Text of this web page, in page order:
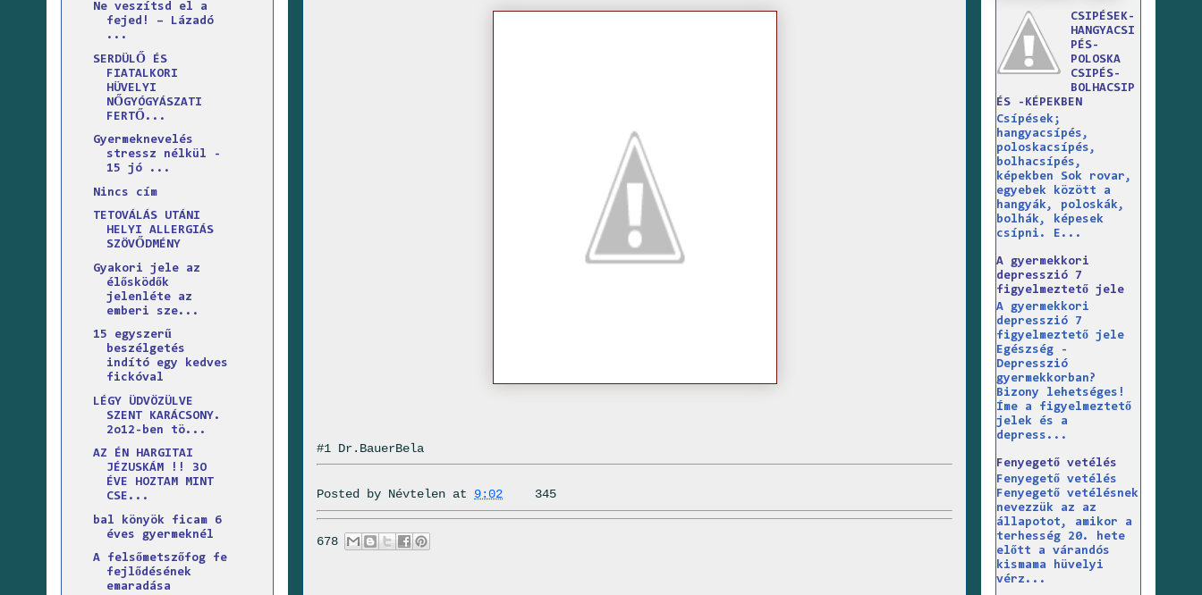
#1 Dr.BauerBela
Posted by Névtelen at 9:02 345
678
Ne veszítsd el a
fejed! – Lázadó
...
SERDÜLŐ ÉS
FIATALKORI
HÜVELYI
NŐGYÓGYÁSZATI
FERTŐ...
Gyermeknevelés
stressz nélkül -
15 jó ...
Nincs cím
TETOVÁLÁS UTÁNI
HELYI ALLERGIÁS
SZÖVŐDMÉNY
Gyakori jele az
élősködők
jelenléte az
emberi sze...
15 egyszerű
beszélgetés
indító egy kedves
fickóval
LÉGY ÜDVÖZÜLVE
SZENT KARÁCSONY.
2o12-ben tö...
AZ ÉN HARGITAI
JÉZUSKÁM !! 3O
ÉVE HOZTAM MINT
CSE...
bal könyök ficam 6
éves gyermeknél
A felsőmetszőfog fe
fejlődésének
emaradása
CSIPÉSEK-
HANGYACSI
PÉS-
POLOSKA
CSIPÉS-
BOLHACSIP
ÉS -KÉPEKBEN
Csípések;
hangyacsípés,
poloskacsípés,
bolhacsípés,
képekben Sok rovar,
egyebek között a
hangyák, poloskák,
bolhák, képesek
csípni. E...
A gyermekkori
depresszió 7
figyelmeztető jele
A gyermekkori
depresszió 7
figyelmeztető jele
Egészség -
Depresszió
gyermekkorban?
Bizony lehetséges!
Íme a figyelmeztető
jelek és a
depress...
Fenyegető vetélés
Fenyegető vetélés
Fenyegető vetélésnek
nevezzük az az
állapotot, amikor a
terhesség 20. hete
előtt a várandós
kismama hüvelyi
vérz...